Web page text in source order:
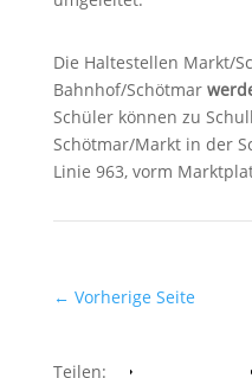
Die Haltestellen Markt/
Bahnhof/Schötmar
Schüler können zu
Schötmar/Markt in der
Linie 963, vorm
← Vorherige Seite
Teilen: Facebook